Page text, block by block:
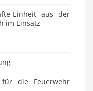
Einheit aus der
im Einsatz
für die Feuerwehr